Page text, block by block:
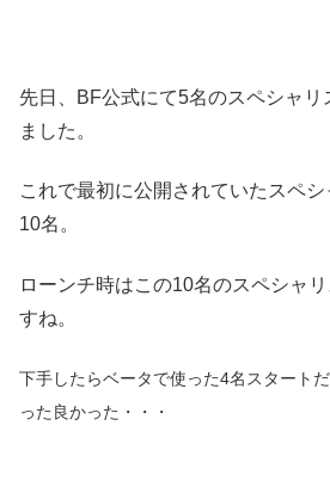
先日、BF公式にて5名のスペシャ
ました。
これで最初に公開されていたスペ
10名。
ローンチ時はこの10名のスペシャ
すね。
下手したらベータで使った4名スタート
った良かった・・・